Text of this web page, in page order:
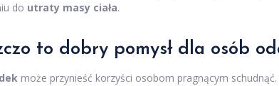
do utraty masy ciała.
to dobry pomysł dla osób
może przynieść korzyści osobom pragnącym schudnąć.